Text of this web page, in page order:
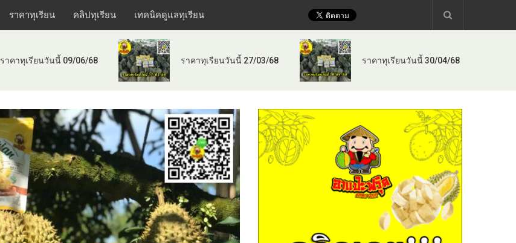
ราคาทุเรียน คลิปทุเรียน เทคนิคดูแลทุเรียน
ราคาทุเรียนวันนี้ 09/06/68 ราคาทุเรียนวันนี้ 27/03/68 ราคาทุเรียนวันนี้ 30/04/68